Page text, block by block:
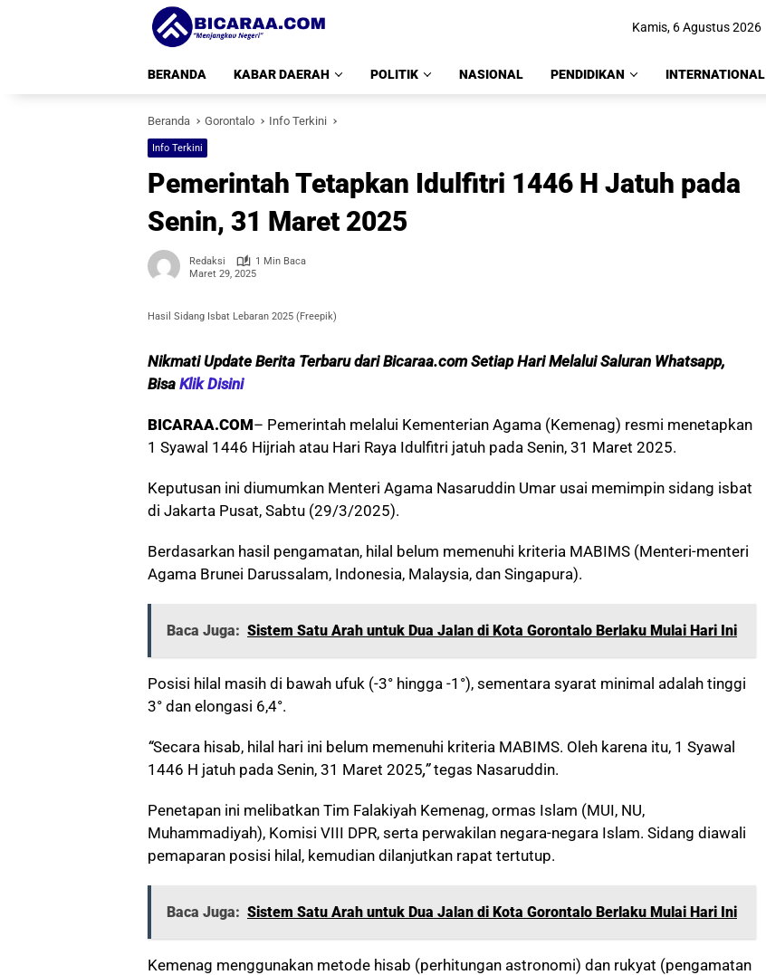
Kamis, 6 Agustus 2026
BERANDA KABAR DAERAH POLITIK NASIONAL PENDIDIKAN INTERNATIONAL
Beranda Gorontalo Info Terkini
Info Terkini
Pemerintah Tetapkan Idulfitri 1446 H Jatuh pada
Senin, 31 Maret 2025
Redaksi
1 Min Baca
Maret 29, 2025
Hasil Sidang Isbat Lebaran 2025 (Freepik)
Nikmati Update Berita Terbaru dari Bicaraa.com Setiap Hari Melalui Saluran Whatsapp,
Bisa Klik Disini
BICARAA.COM– Pemerintah melalui Kementerian Agama (Kemenag) resmi menetapkan
1 Syawal 1446 Hijriah atau Hari Raya Idulfitri jatuh pada Senin, 31 Maret 2025.
Keputusan ini diumumkan Menteri Agama Nasaruddin Umar usai memimpin sidang isbat
di Jakarta Pusat, Sabtu (29/3/2025).
Berdasarkan hasil pengamatan, hilal belum memenuhi kriteria MABIMS (Menteri-menteri
Agama Brunei Darussalam, Indonesia, Malaysia, dan Singapura).
Baca Juga: Sistem Satu Arah untuk Dua Jalan di Kota Gorontalo Berlaku Mulai Hari Ini
Posisi hilal masih di bawah ufuk (-3° hingga -1°), sementara syarat minimal adalah tinggi
3° dan elongasi 6,4°.
“Secara hisab, hilal hari ini belum memenuhi kriteria MABIMS. Oleh karena itu, 1 Syawal
1446 H jatuh pada Senin, 31 Maret 2025,”tegas Nasaruddin.
Penetapan ini melibatkan Tim Falakiyah Kemenag, ormas Islam (MUI, NU,
Muhammadiyah), Komisi VIII DPR, serta perwakilan negara-negara Islam. Sidang diawali
pemaparan posisi hilal, kemudian dilanjutkan rapat tertutup.
Baca Juga: Sistem Satu Arah untuk Dua Jalan di Kota Gorontalo Berlaku Mulai Hari Ini
Kemenag menggunakan metode hisab (perhitungan astronomi) dan rukyat (pengamatan